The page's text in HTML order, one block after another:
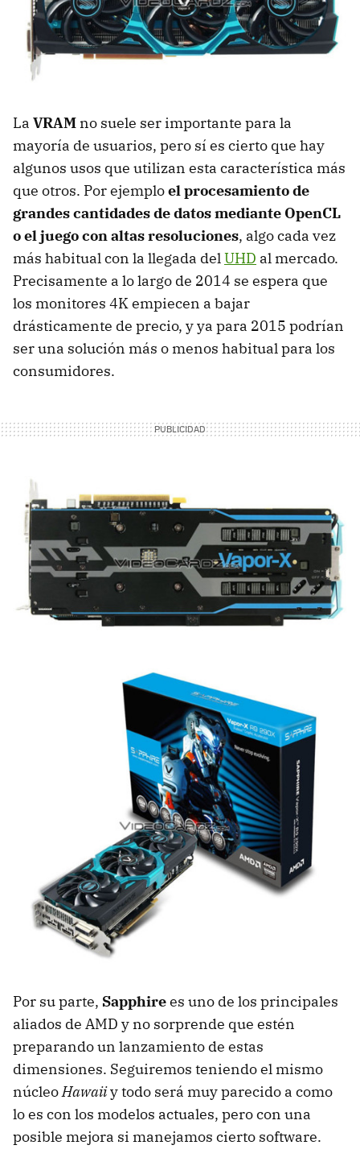
La VRAM no suele ser importante para la
mayoría de usuarios, pero sí es cierto que hay
algunos usos que utilizan esta característica más
que otros. Por ejemploel procesamiento de
grandes cantidades de datos mediante OpenCL
o el juego con altas resoluciones, algo cada vez
más habitual con la llegada del UHD al mercado.
Precisamente a lo largo de 2014 se espera que
los monitores 4K empiecen a bajar
drásticamente de precio, y ya para 2015 podrían
ser una solución más o menos habitual para los
consumidores.
Por su parte, Sapphirees uno de los principales
aliados de AMD y no sorprende que estén
preparando un lanzamiento de estas
dimensiones. Seguiremos teniendo el mismo
núcleoHawaiiy todo será muy parecido a como
lo es con los modelos actuales, pero con una
posible mejora si manejamos cierto software.